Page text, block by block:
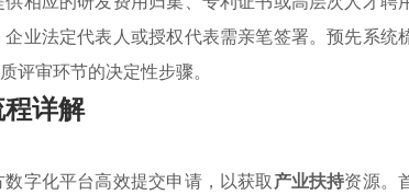
业法定代表人或授权代表需亲笔签署。预先系统
评审环节的决定性步骤。
详解
字化平台高效提交申请，以获取产业扶持资源。